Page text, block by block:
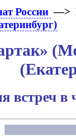
России —>
встреч в